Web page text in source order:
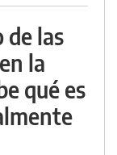
de las
la
qué es